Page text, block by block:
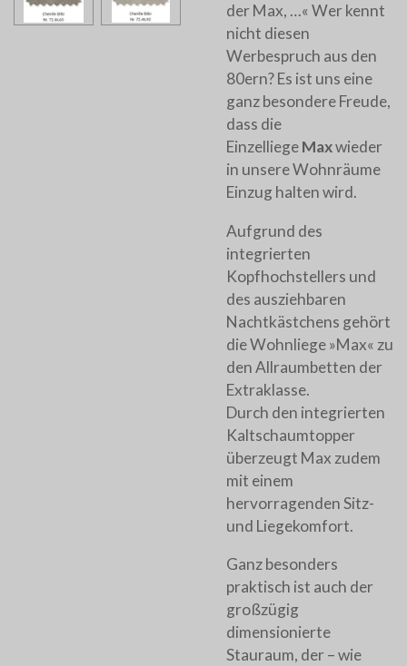
der Max, …« Wer kennt
nicht diesen
Werbespruch aus den
80ern? Es ist uns eine
ganz besondere Freude,
dass die
EinzelliegeMaxwieder
in unsere Wohnräume
Einzug halten wird.
Aufgrund des
integrierten
Kopfhochstellers und
des ausziehbaren
Nachtkästchens gehört
die Wohnliege »Max« zu
den Allraumbetten der
Extraklasse.
Durch den integrierten
Kaltschaumtopper
überzeugt Max zudem
mit einem
hervorragenden Sitz-
und Liegekomfort.
Ganz besonders
praktisch ist auch der
großzügig
dimensionierte
Stauraum, der – wie